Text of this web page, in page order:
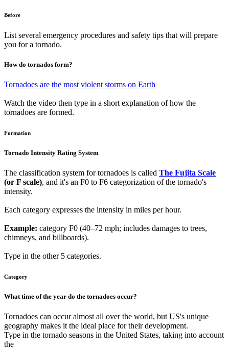
Before
List several emergency procedures and safety tips that will prepare
you for a tornado.
How do tornados form?
Tornadoes are the most violent storms on Earth
Watch the video then type in a short explanation of how the
tornadoes are formed.
Formation
Tornado Intensity Rating System
The classification system for tornadoes is called The Fujita Scale
(or F scale), and it's an F0 to F6 categorization of the tornado's
intensity.
Each category expresses the intensity in miles per hour.
Example: category F0 (40–72 mph; includes damages to trees,
chimneys, and billboards).
Type in the other 5 categories.
Category
What time of the year do the tornadoes occur?
Tornadoes can occur almost all over the world, but US's unique
geography makes it the ideal place for their development.
Type in the tornado seasons in the United States, taking into account
the